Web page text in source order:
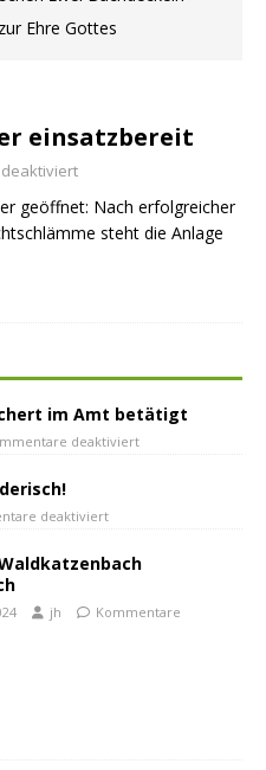
einsatzbereit
geöffnet: Nach erfolgreicher
steht die Anlage
im Amt betätigt
deaktiviert
deaktiviert
jh
Kommentare